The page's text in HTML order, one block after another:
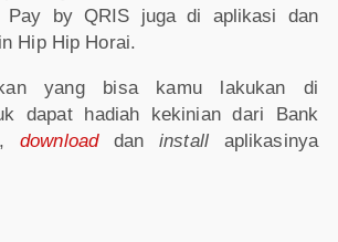
Pay by QRIS juga di aplikasi dan
Hip Hip Horai.
yang bisa kamu lakukan di
dapat hadiah kekinian dari Bank
download daninstallaplikasinya